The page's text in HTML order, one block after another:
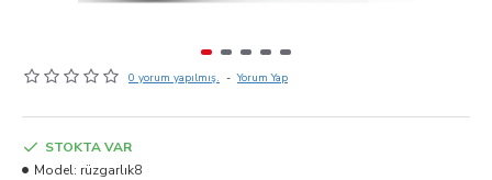
0 yorum yapılmış. - Yorum Yap
STOKTA VAR
Model: rüzgarlık8